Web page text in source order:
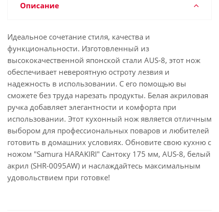
Описание
Идеальное сочетание стиля, качества и
функциональности. Изготовленный из
высококачественной японской стали AUS-8, этот нож
обеспечивает невероятную остроту лезвия и
надежность в использовании. С его помощью вы
сможете без труда нарезать продукты. Белая акриловая
ручка добавляет элегантности и комфорта при
использовании. Этот кухонный нож является отличным
выбором для профессиональных поваров и любителей
готовить в домашних условиях. Обновите свою кухню с
ножом "Samura HARAKIRI" Сантоку 175 мм, AUS-8, белый
акрил (SHR-0095AW) и наслаждайтесь максимальным
удовольствием при готовке!